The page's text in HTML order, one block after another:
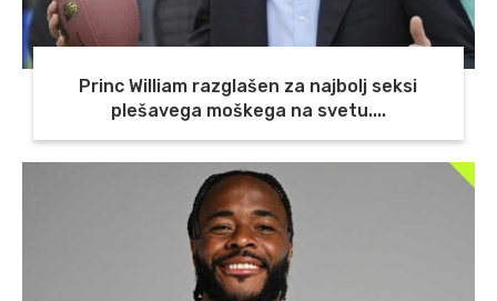
Princ William razglašen za najbolj seksi
plešavega moškega na svetu....